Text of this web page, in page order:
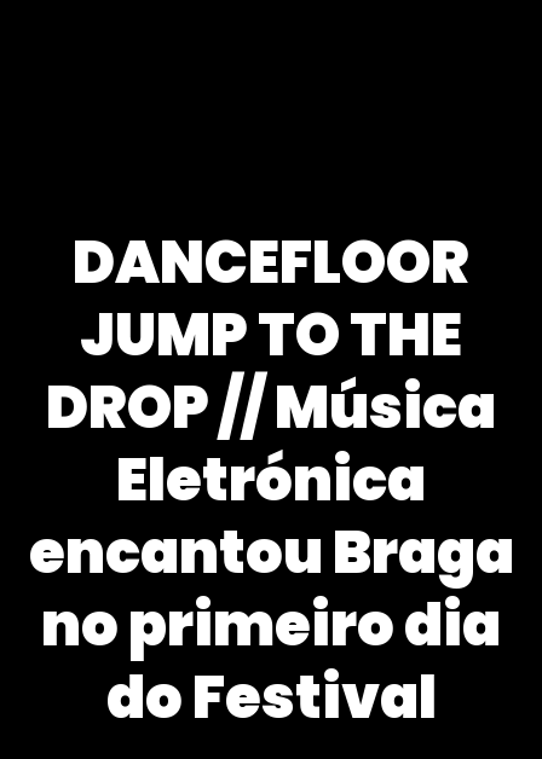
DANCEFLOOR
JUMP TO THE
DROP // Música
Eletrónica
encantou Braga
no primeiro dia
do Festival